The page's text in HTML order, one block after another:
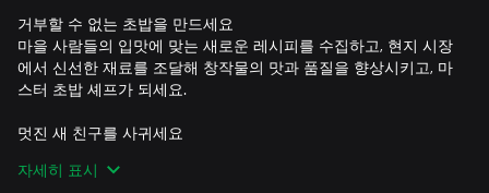
거부할 수 없는 초밥을 만드세요
마을 사람들의 입맛에 맞는 새로운 레시피를 수집하고, 현지 시장
에서 신선한 재료를 조달해 창작물의 맛과 품질을 향상시키고, 마
스터 초밥 셰프가 되세요.
멋진 새 친구를 사귀세요
상 생활에 도움을 주세요. 함께라면 마을 주민 모두의 삶을 더 좋
자세히 표시